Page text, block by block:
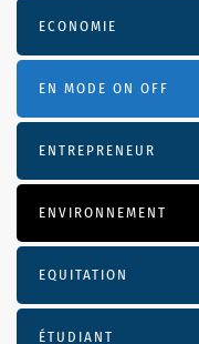
ECONOMIE
EN MODE ON OFF
ENTREPRENEUR
ENVIRONNEMENT
EQUITATION
ÉTUDIANT